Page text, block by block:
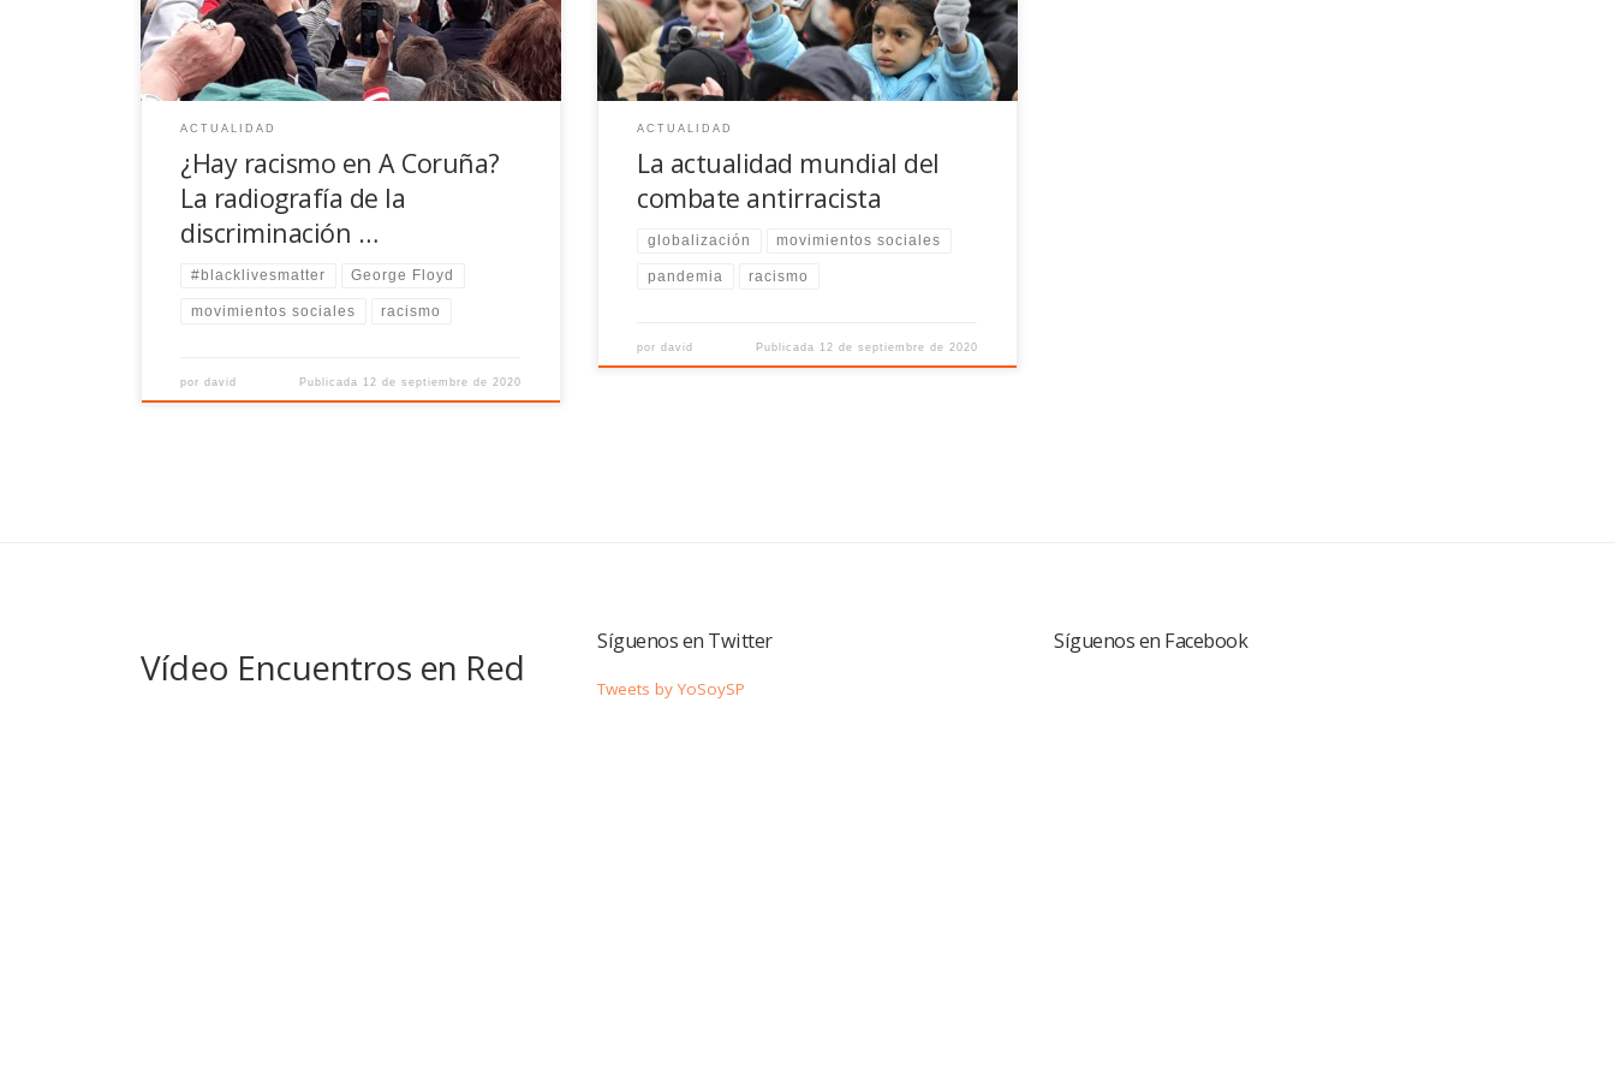
Lives Matter ha removido conciencias a nivel mundial
y son […]
ACTUALIDAD
¿Hay racismo en A Coruña?
La radiografía de la
discriminación …
#blacklivesmatter George Floyd
movimientos sociales racismo
pordavid Publicada 12 de septiembre de 2020
de choque en todo el mundo. De resultas, la salida
de la pandemia se convierte en algo mucho más […]
ACTUALIDAD
La actualidad mundial del
combate antirracista
globalización movimientos sociales
pandemia racismo
pordavid Publicada 12 de septiembre de 2020
Vídeo Encuentros en Red
Síguenos en Twitter
Tweets by YoSoySP
Síguenos en Facebook